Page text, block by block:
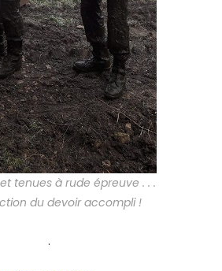
tenues à rude épreuve . . .
du devoir accompli !
.